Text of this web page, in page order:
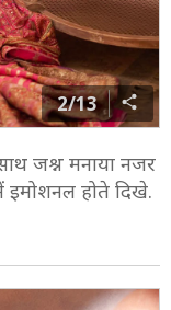
2/13
जश्न मनाया नजर
इमोशनल होते दिखे.